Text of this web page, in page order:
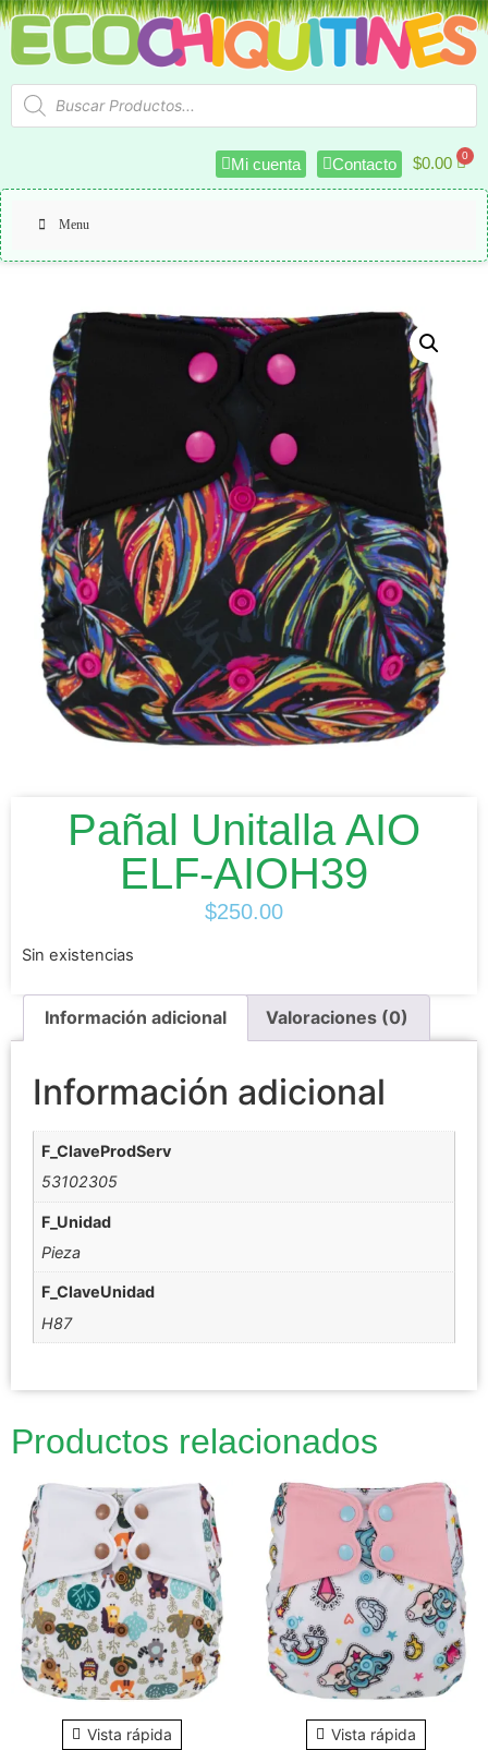
Mi cuenta Contacto $0.00
Menu
Pañal Unitalla AIO
ELF-AIOH39
$250.00
Sin existencias
Información adicional Valoraciones (0)
Información adicional
F_ClaveProdServ
53102305
F_Unidad
Pieza
F_ClaveUnidad
H87
Productos relacionados
Vista rápida
Vista rápida